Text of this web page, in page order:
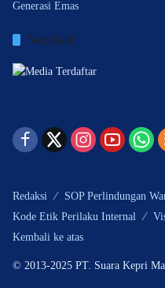
Generasi Emas
Verified
Redaksi SOP Perlindungan
Kode Etik Perilaku Internal
Kembali ke atas
© 2013-2025 PT. Suara Kepri